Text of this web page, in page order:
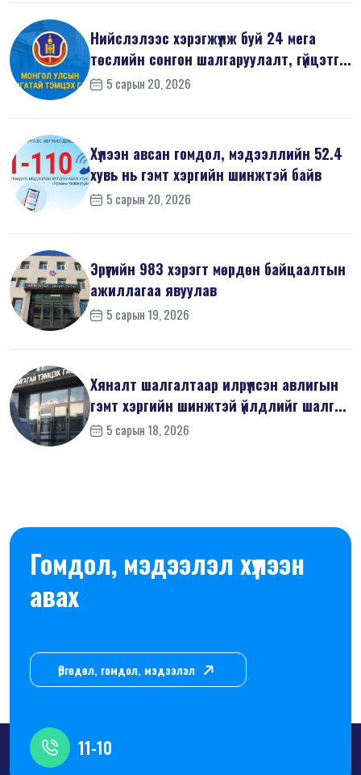
Нийслэлээс хэрэгжүүлж буй 24 мега
төслийн сонгон шалгаруулалт, гүйцэтг...
5 сарын 20, 2026
Хүлээн авсан гомдол, мэдээллийн 52.4
хувь нь гэмт хэргийн шинжтэй байв
5 сарын 20, 2026
Эрүүгийн 983 хэрэгт мөрдөн байцаалтын
ажиллагаа явуулав
5 сарын 19, 2026
Хяналт шалгалтаар илрүүлсэн авлигын
гэмт хэргийн шинжтэй үйлдлийг шалг...
5 сарын 18, 2026
Гомдол, мэдээлэл хүлээн
авах
Өргөдөл, гомдол, мэдээлэл
11-10